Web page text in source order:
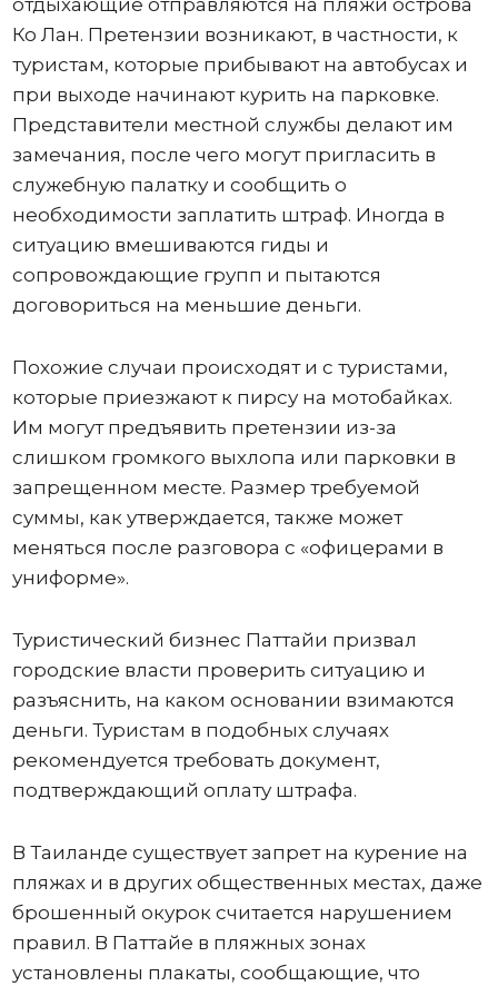
отдыхающие отправляются на пляжи острова
Ко Лан. Претензии возникают, в частности, к
туристам, которые прибывают на автобусах и
при выходе начинают курить на парковке.
Представители местной службы делают им
замечания, после чего могут пригласить в
служебную палатку и сообщить о
необходимости заплатить штраф. Иногда в
ситуацию вмешиваются гиды и
сопровождающие групп и пытаются
договориться на меньшие деньги.
Похожие случаи происходят и с туристами,
которые приезжают к пирсу на мотобайках.
Им могут предъявить претензии из-за
слишком громкого выхлопа или парковки в
запрещенном месте. Размер требуемой
суммы, как утверждается, также может
меняться после разговора с «офицерами в
униформе».
Туристический бизнес Паттайи призвал
городские власти проверить ситуацию и
разъяснить, на каком основании взимаются
деньги. Туристам в подобных случаях
рекомендуется требовать документ,
подтверждающий оплату штрафа.
В Таиланде существует запрет на курение на
пляжах и в других общественных местах, даже
брошенный окурок считается нарушением
правил. В Паттайе в пляжных зонах
установлены плакаты, сообщающие, что